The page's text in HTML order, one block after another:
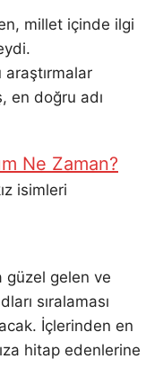
millet içinde ilgi
araştırmalar
en doğru adı
Ne Zaman?
güzel gelen ve
sıralaması
İçlerinden en
hitap edenlerine